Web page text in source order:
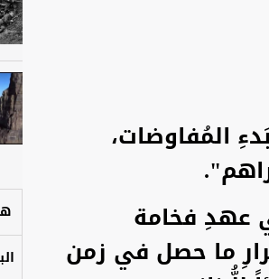
المُفاوضات،
عهدِ فخامة
ما حصل في زمن